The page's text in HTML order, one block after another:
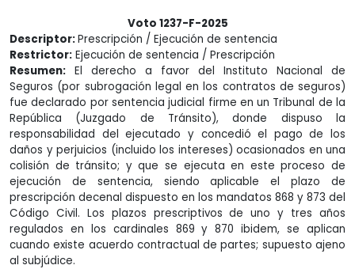
Voto 1237-F-2025
Descriptor:Prescripción / Ejecución de sentencia
Restrictor: Ejecución de sentencia / Prescripción
Resumen: El derecho a favor del Instituto Nacional de
Seguros (por subrogación legal en los contratos de seguros)
fue declarado por sentencia judicial firme en un Tribunal de la
República (Juzgado de Tránsito), donde dispuso la
responsabilidad del ejecutado y concedió el pago de los
daños y perjuicios (incluido los intereses) ocasionados en una
colisión de tránsito; y que se ejecuta en este proceso de
ejecución de sentencia, siendo aplicable el plazo de
prescripción decenal dispuesto en los mandatos 868 y 873 del
Código Civil. Los plazos prescriptivos de uno y tres años
regulados en los cardinales 869 y 870 ibidem, se aplican
cuando existe acuerdo contractual de partes; supuesto ajeno
al subjúdice.